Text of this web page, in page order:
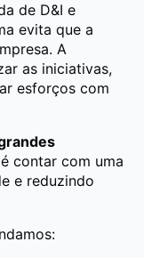
de D&I e
evita que a
A
as iniciativas,
esforços com
contar com uma
e reduzindo